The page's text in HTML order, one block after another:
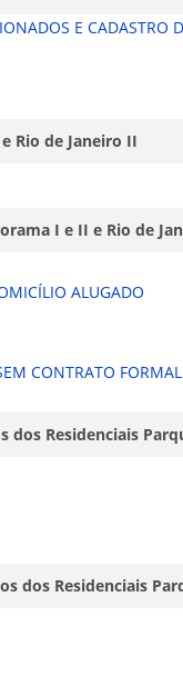
E CADASTRO
Rio de Janeiro II
I e II e Rio de
ALUGADO
CONTRATO FORMAL
Residenciais
dos Residenciais